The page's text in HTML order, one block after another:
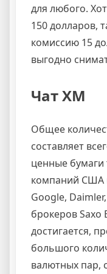
для любого.
150 долларов,
комиссию 15
выгодно
Чат XM
Общее
составляет
ценные
компаний США
Google,
брокеров Saxo
достигается,
большого
валютных пар,